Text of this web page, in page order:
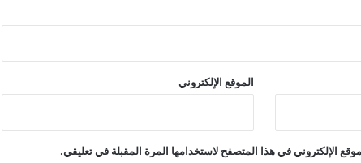
الموقع الإلكتروني
الإلكتروني في هذا المتصفح لاستخدامها المرة المقبلة في تعليقي.